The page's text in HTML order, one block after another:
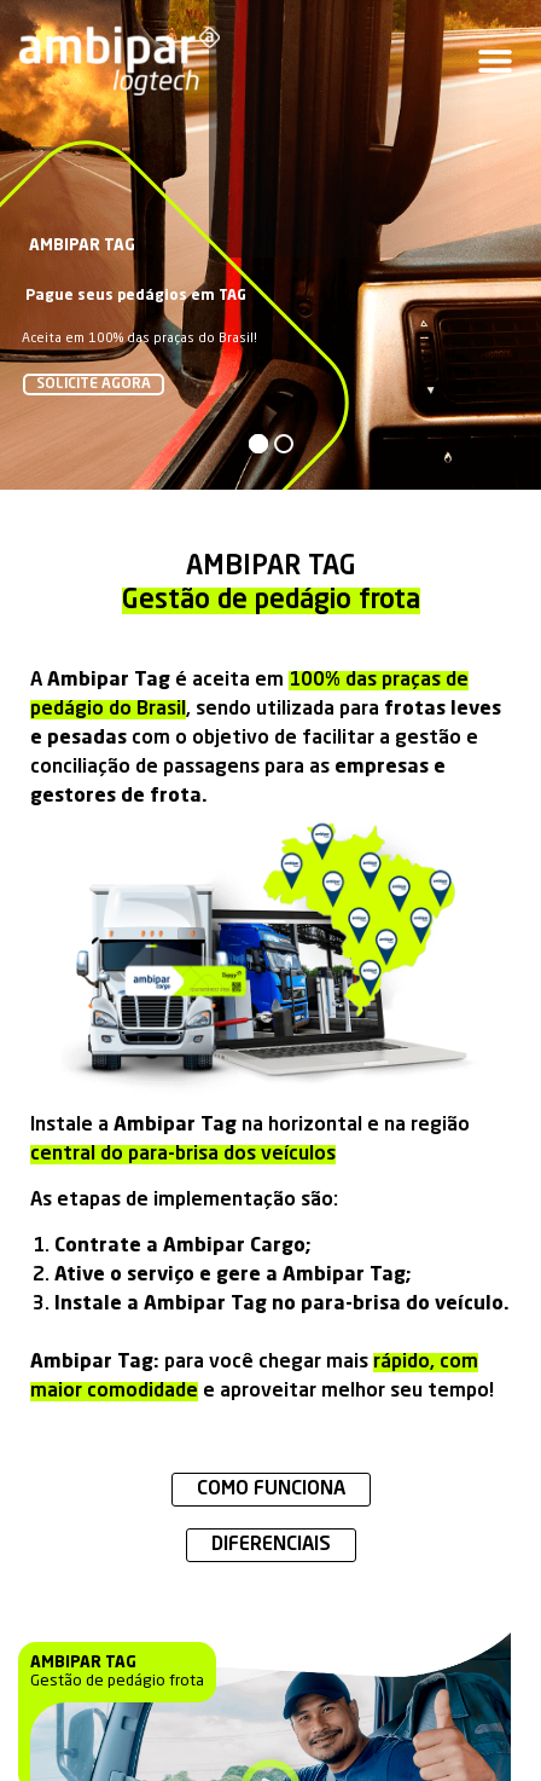
Pague seus pedágios em TAG
AMBIPAR TAG
SOLICITE AGORA
Aceita em 100% das praças do Brasil!
AMBIPAR TAG
Gestão de pedágio frota
A Ambipar Tag é aceita em 100% das praças de
pedágio do Brasil , sendo utilizada para frotas leves
e pesadas com o objetivo de facilitar a gestão e
conciliação de passagens para as empresas e
gestores de frota.
Instale a Ambipar Tag na horizontal e na região
central do para-brisa dos veículos
As etapas de implementação são:
Contrate a Ambipar Cargo;
Ative o serviço e gere a Ambipar Tag;
Instale a Ambipar Tag no para-brisa do veículo.
Ambipar Tag: para você chegar mais rápido, com
maior comodidade e aproveitar melhor seu tempo!
COMO FUNCIONA
DIFERENCIAIS
AMBIPAR TAG
Gestão de pedágio frota